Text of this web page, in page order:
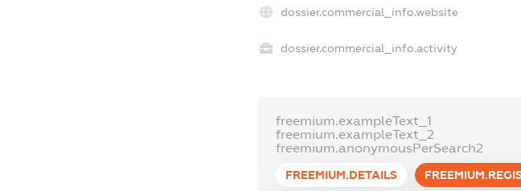
dossier.commercial_info.website
dossier.commercial_info.activity
freemium.exampleText_1
freemium.exampleText_2
freemium.anonymousPerSearch2
FREEMIUM.DETAILS